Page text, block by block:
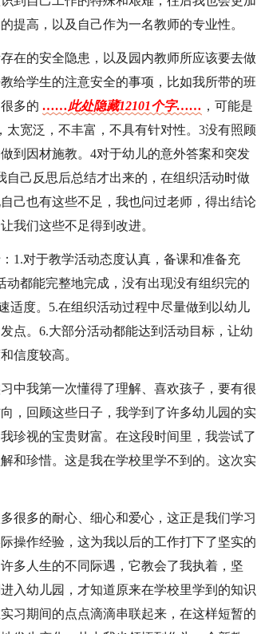
提高，以及自己作为一名教师的专业性。
在的安全隐患，以及园内教师所应该要去做
给学生的注意安全的事项，比如我所带的班
多的 ……此处隐藏12101个字…… ，可能是
宽泛，不丰富，不具有针对性。3没有照顾
到因材施教。4对于幼儿的意外答案和突发
己反思后总结才出来的，在组织活动时做
己也有这些不足，我也问过老师，得出结论
我们这些不足得到改进。
1.对于教学活动态度认真，备课和准备充
都能完整地完成，没有出现没有组织完的
适度。5.在组织活动过程中尽量做到以幼儿
点。6.大部分活动都能达到活动目标，让幼
信度较高。
中我第一次懂得了理解、喜欢孩子，要有很
，回顾这些日子，我学到了许多幼儿园的实
珍视的宝贵财富。在这段时间里，我尝试了
和珍惜。这是我在学校里学不到的。这次实
很多的耐心、细心和爱心，这正是我们学习
操作经验，这为我以后的工作打下了坚实的
多人生的不同际遇，它教会了我执着，坚
入幼儿园，才知道原来在学校里学到的知识
习期间的点点滴滴串联起来，在这样短暂的